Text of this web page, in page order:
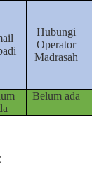
Hubungi
Operator
Madrasah
Belum ada